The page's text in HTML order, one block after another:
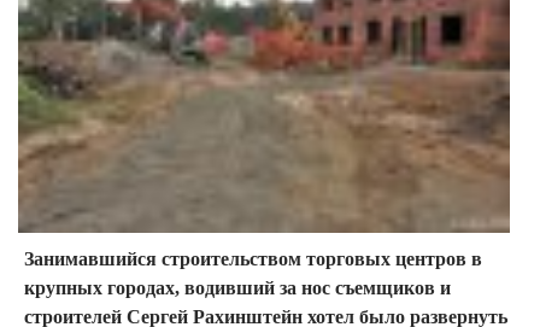
Занимавшийся строительством торговых центров в
крупных городах, водивший за нос съемщиков и
строителей Сергей Рахинштейн хотел было развернуть